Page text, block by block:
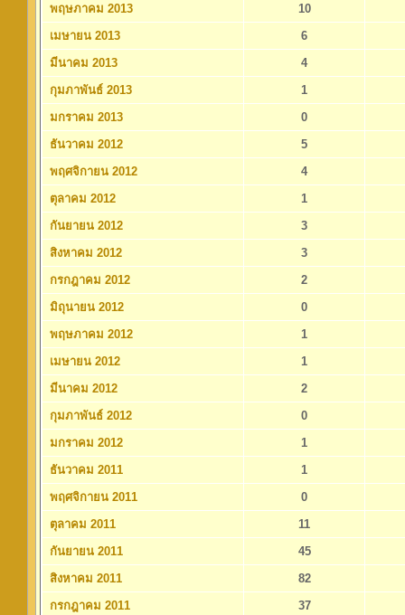
พฤษภาคม 2013
10
เมษายน 2013
6
มีนาคม 2013
4
กุมภาพันธ์ 2013
1
มกราคม 2013
0
ธันวาคม 2012
5
พฤศจิกายน 2012
4
ตุลาคม 2012
1
กันยายน 2012
3
สิงหาคม 2012
3
กรกฎาคม 2012
2
มิถุนายน 2012
0
พฤษภาคม 2012
1
เมษายน 2012
1
มีนาคม 2012
2
กุมภาพันธ์ 2012
0
มกราคม 2012
1
ธันวาคม 2011
1
พฤศจิกายน 2011
0
ตุลาคม 2011
11
กันยายน 2011
45
สิงหาคม 2011
82
กรกฎาคม 2011
37